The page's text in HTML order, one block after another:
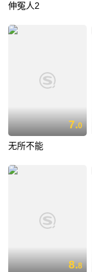
伸冤人2
7.0
无所不能
8.8